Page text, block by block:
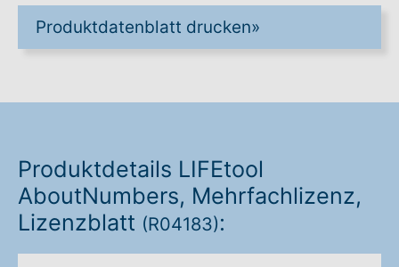
Produktdatenblatt drucken»
Produktdetails LIFEtool
AboutNumbers, Mehrfachlizenz,
Lizenzblatt (R04183):